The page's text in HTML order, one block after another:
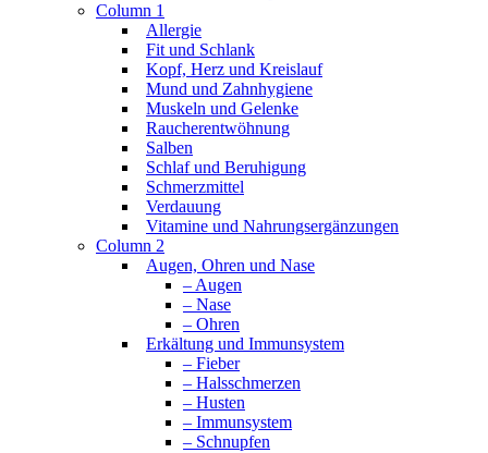
Column 1
Allergie
Fit und Schlank
Kopf, Herz und Kreislauf
Mund und Zahnhygiene
Muskeln und Gelenke
Raucherentwöhnung
Salben
Schlaf und Beruhigung
Schmerzmittel
Verdauung
Vitamine und Nahrungsergänzungen
Column 2
Augen, Ohren und Nase
– Augen
– Nase
– Ohren
Erkältung und Immunsystem
– Fieber
– Halsschmerzen
– Husten
– Immunsystem
– Schnupfen